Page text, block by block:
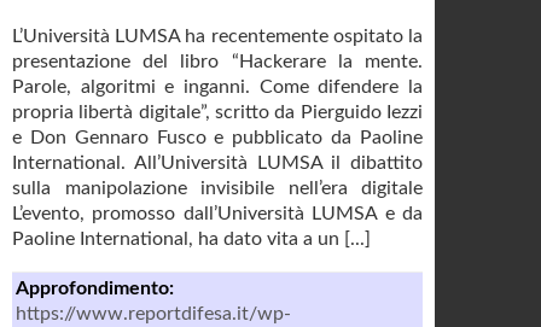
L’Università LUMSA ha recentemente ospitato la
presentazione del libro “Hackerare la mente.
Parole, algoritmi e inganni. Come difendere la
propria libertà digitale”, scritto da Pierguido Iezzi
e Don Gennaro Fusco e pubblicato da Paoline
International. All’Università LUMSA il dibattito
sulla manipolazione invisibile nell’era digitale
L’evento, promosso dall’Università LUMSA e da
Paoline International, ha dato vita a un [...]
Approfondimento:
https://www.reportdifesa.it/wp-